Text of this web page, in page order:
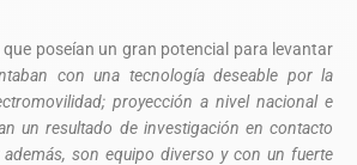
poseían un gran potencial para levantar
con una tecnología deseable por la
proyección a nivel nacional e
un resultado de investigación en contacto
son equipo diverso y con un fuerte